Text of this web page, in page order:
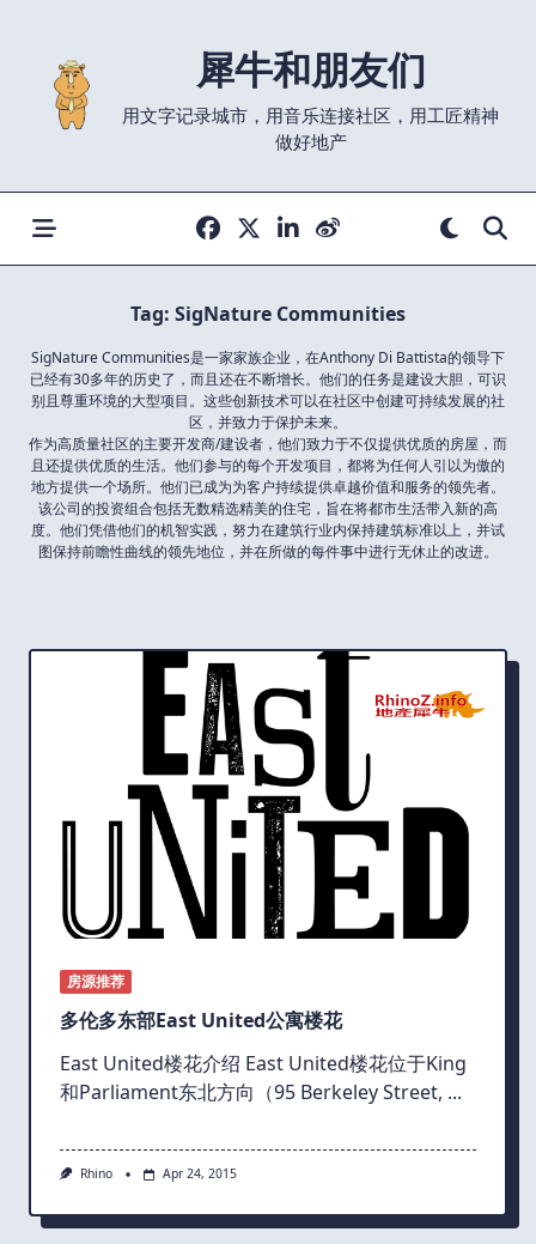
content
犀牛和朋友们
用文字记录城市，用音乐连接社区，用工匠精神
做好地产
Tag: SigNature Communities
SigNature Communities是一家家族企业，在Anthony Di Battista的领导下
已经有30多年的历史了，而且还在不断增长。他们的任务是建设大胆，可识
别且尊重环境的大型项目。这些创新技术可以在社区中创建可持续发展的社
区，并致力于保护未来。
作为高质量社区的主要开发商/建设者，他们致力于不仅提供优质的房屋，而
且还提供优质的生活。他们参与的每个开发项目，都将为任何人引以为傲的
地方提供一个场所。他们已成为为客户持续提供卓越价值和服务的领先者。
该公司的投资组合包括无数精选精美的住宅，旨在将都市生活带入新的高
度。他们凭借他们的机智实践，努力在建筑行业内保持建筑标准以上，并试
图保持前瞻性曲线的领先地位，并在所做的每件事中进行无休止的改进。
房源推荐
多伦多东部East United公寓楼花
East United楼花介绍 East United楼花位于King
和Parliament东北方向（95 Berkeley Street, ...
Rhino Apr 24, 2015